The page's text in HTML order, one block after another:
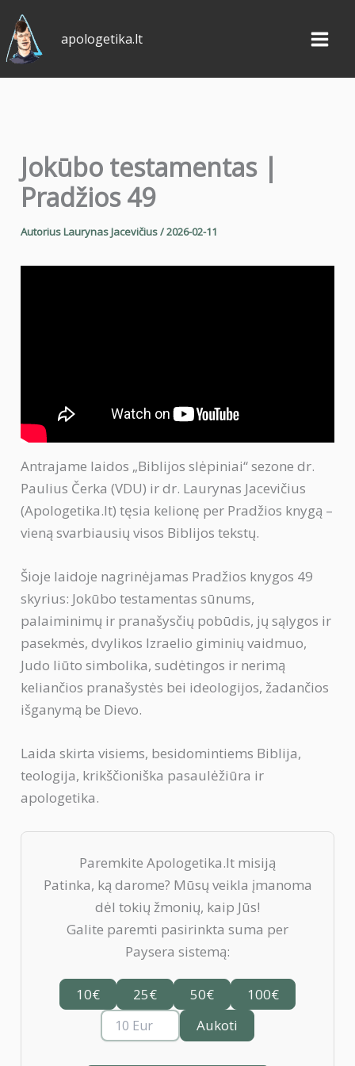
Pereiti
prie
turinio
apologetika.lt
Jokūbo testamentas |
Pradžios 49
AutoriusLaurynas Jacevičius/2026-02-11
Antrajame laidos „Biblijos slėpiniai“ sezone dr.
Paulius Čerka (VDU) ir dr. Laurynas Jacevičius
(Apologetika.lt) tęsia kelionę per Pradžios knygą –
vieną svarbiausių visos Biblijos tekstų.
Šioje laidoje nagrinėjamas Pradžios knygos 49
skyrius: Jokūbo testamentas sūnums,
palaiminimų ir pranašysčių pobūdis, jų sąlygos ir
pasekmės, dvylikos Izraelio giminių vaidmuo,
Judo liūto simbolika, sudėtingos ir nerimą
keliančios pranašystės bei ideologijos, žadančios
išganymą be Dievo.
Laida skirta visiems, besidomintiems Biblija,
teologija, krikščioniška pasaulėžiūra ir
apologetika.
Paremkite Apologetika.lt misiją
Patinka, ką darome? Mūsų veikla įmanoma
dėl tokių žmonių, kaip Jūs!
Galite paremti pasirinkta suma per
Paysera sistemą:
10€ 25€ 50€
100€
Aukoti